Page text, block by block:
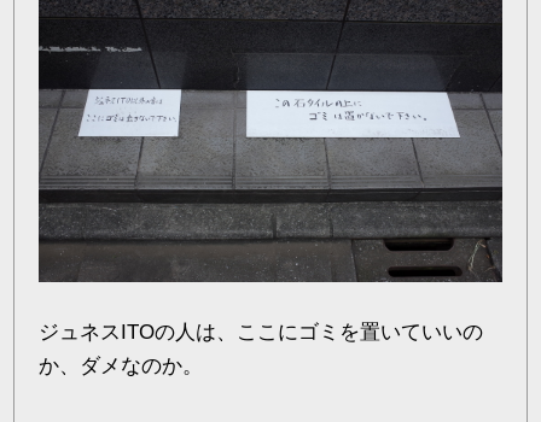
ジュネスITOの人は、ここにゴミを置いていいの
か、ダメなのか。